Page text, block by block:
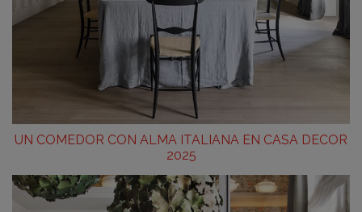
UN COMEDOR CON ALMA ITALIANA EN CASA DECOR
2025